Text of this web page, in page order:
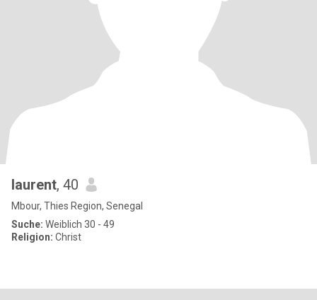
laurent, 40
Mbour, Thies Region, Senegal
Suche: Weiblich 30 - 49
Religion: Christ